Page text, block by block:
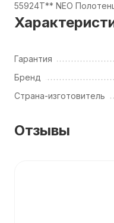
55924Т** NEO
Гарантия
Бренд
Страна-изготовитель
Отзывы